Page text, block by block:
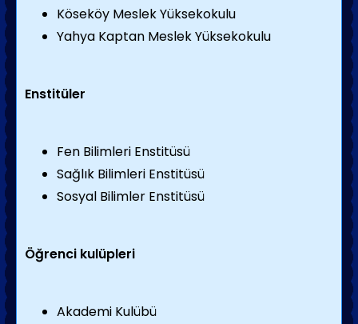
Köseköy Meslek Yüksekokulu
Yahya Kaptan Meslek Yüksekokulu
Enstitüler
Fen Bilimleri Enstitüsü
Sağlık Bilimleri Enstitüsü
Sosyal Bilimler Enstitüsü
Öğrenci kulüpleri
Akademi Kulübü